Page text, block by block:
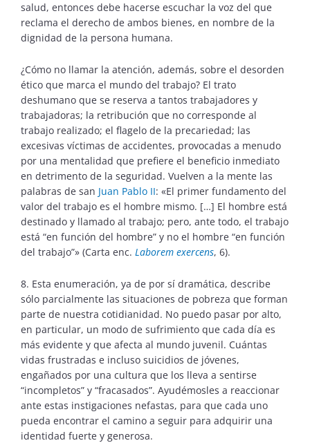
salud, entonces debe hacerse escuchar la voz del que
reclama el derecho de ambos bienes, en nombre de la
dignidad de la persona humana.
¿Cómo no llamar la atención, además, sobre el desorden
ético que marca el mundo del trabajo? El trato
deshumano que se reserva a tantos trabajadores y
trabajadoras; la retribución que no corresponde al
trabajo realizado; el flagelo de la precariedad; las
excesivas víctimas de accidentes, provocadas a menudo
por una mentalidad que prefiere el beneficio inmediato
en detrimento de la seguridad. Vuelven a la mente las
palabras de san Juan Pablo II: «El primer fundamento del
valor del trabajo es el hombre mismo. […] El hombre está
destinado y llamado al trabajo; pero, ante todo, el trabajo
está “en función del hombre” y no el hombre “en función
del trabajo”» (Carta enc. Laborem exercens, 6).
8. Esta enumeración, ya de por sí dramática, describe
sólo parcialmente las situaciones de pobreza que forman
parte de nuestra cotidianidad. No puedo pasar por alto,
en particular, un modo de sufrimiento que cada día es
más evidente y que afecta al mundo juvenil. Cuántas
vidas frustradas e incluso suicidios de jóvenes,
engañados por una cultura que los lleva a sentirse
“incompletos” y “fracasados”. Ayudémosles a reaccionar
ante estas instigaciones nefastas, para que cada uno
pueda encontrar el camino a seguir para adquirir una
identidad fuerte y generosa.